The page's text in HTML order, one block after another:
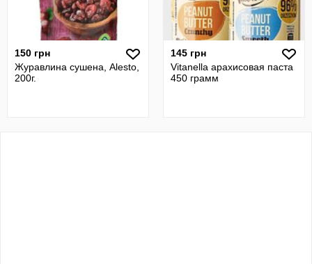
150 грн
Журавлина сушена, Alesto,
200г.
145 грн
Vitanella арахисовая паста
450 грамм